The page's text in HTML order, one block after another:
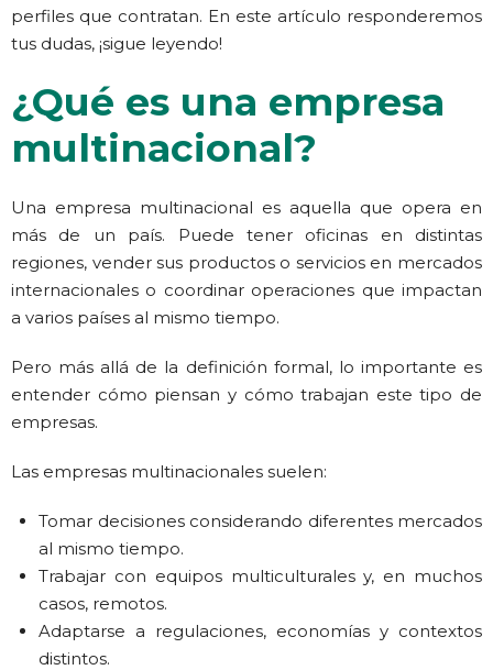
perfiles que contratan. En este artículo responderemos
tus dudas, ¡sigue leyendo!
¿Qué es una empresa
multinacional?
Una empresa multinacional es aquella que opera en
más de un país. Puede tener oficinas en distintas
regiones, vender sus productos o servicios en mercados
internacionales o coordinar operaciones que impactan
a varios países al mismo tiempo.
Pero más allá de la definición formal, lo importante es
entender cómo piensan y cómo trabajan este tipo de
empresas.
Las empresas multinacionales suelen:
Tomar decisiones considerando diferentes mercados
al mismo tiempo.
Trabajar con equipos multiculturales y, en muchos
casos, remotos.
Adaptarse a regulaciones, economías y contextos
distintos.